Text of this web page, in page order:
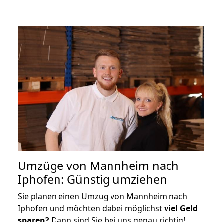
Umzüge von Mannheim nach
Iphofen: Günstig umziehen
Sie planen einen Umzug von Mannheim nach
Iphofen und möchten dabei möglichstviel Geld